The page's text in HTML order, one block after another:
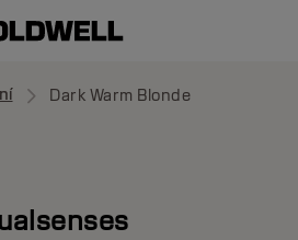
Dark Warm Blonde